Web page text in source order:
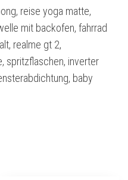
reise yoga matte,
mit backofen, fahrrad
realme gt 2,
spritzflaschen, inverter
baby